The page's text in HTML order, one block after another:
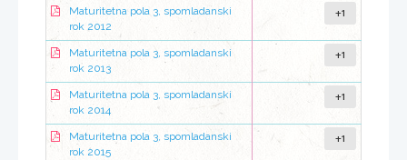
Maturitetna pola 3, spomladanski
rok 2012
+1
Maturitetna pola 3, spomladanski
rok 2013
+1
Maturitetna pola 3, spomladanski
rok 2014
+1
Maturitetna pola 3, spomladanski
rok 2015
+1